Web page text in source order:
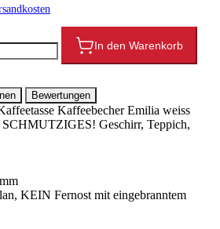
In den Warenkorb
Bewertungen
Kaffeebecher Emilia weiss
Geschirr, Teppich,
KEIN Fernost mit eingebranntem